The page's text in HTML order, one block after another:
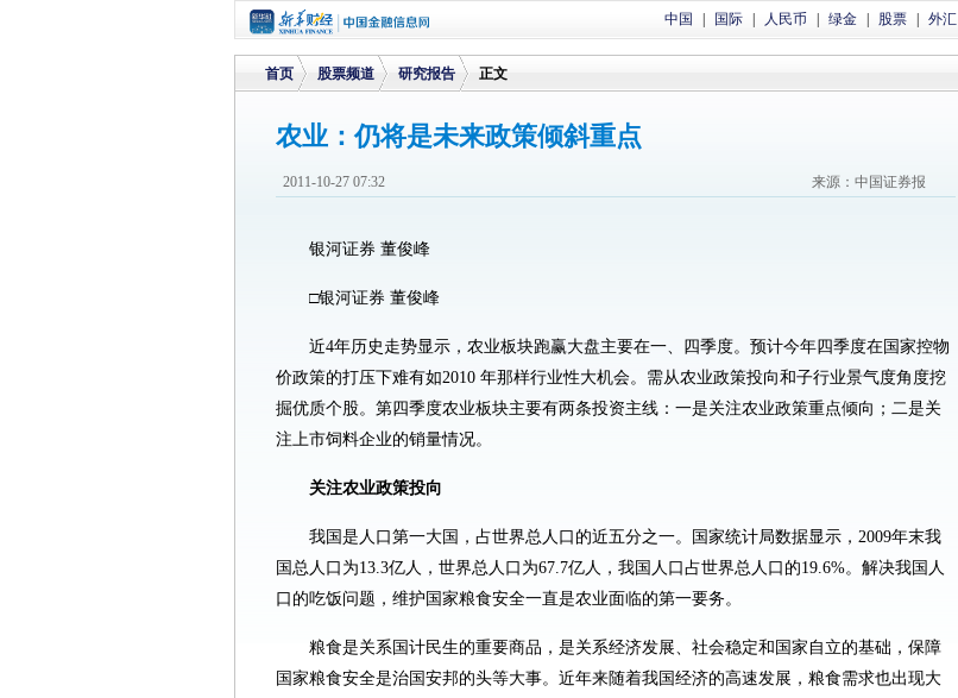
中国 国际 人民币 绿金 股票 外汇
首页
>
股票频道
>
研究报告 正文
农业：仍将是未来政策倾斜重点
来源：中国证券报
2011-10-27 07:32
银河证券 董俊峰
□银河证券 董俊峰
近4年历史走势显示，农业板块跑赢大盘主要在一、四季度。预计今年四季度在国家控物
价政策的打压下难有如2010 年那样行业性大机会。需从农业政策投向和子行业景气度角度挖
掘优质个股。第四季度农业板块主要有两条投资主线：一是关注农业政策重点倾向；二是关
注上市饲料企业的销量情况。
关注农业政策投向
我国是人口第一大国，占世界总人口的近五分之一。国家统计局数据显示，2009年末我
国总人口为13.3亿人，世界总人口为67.7亿人，我国人口占世界总人口的19.6%。解决我国人
口的吃饭问题，维护国家粮食安全一直是农业面临的第一要务。
粮食是关系国计民生的重要商品，是关系经济发展、社会稳定和国家自立的基础，保障
国家粮食安全是治国安邦的头等大事。近年来随着我国经济的高速发展，粮食需求也出现大